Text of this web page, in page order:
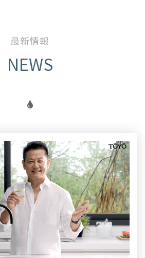
最新情報